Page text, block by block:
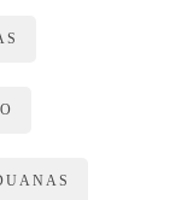
En materia
en la Ley
y la Ley general